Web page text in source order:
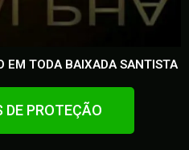
EM TODA BAIXADA SANTISTA
DE PROTEÇÃO